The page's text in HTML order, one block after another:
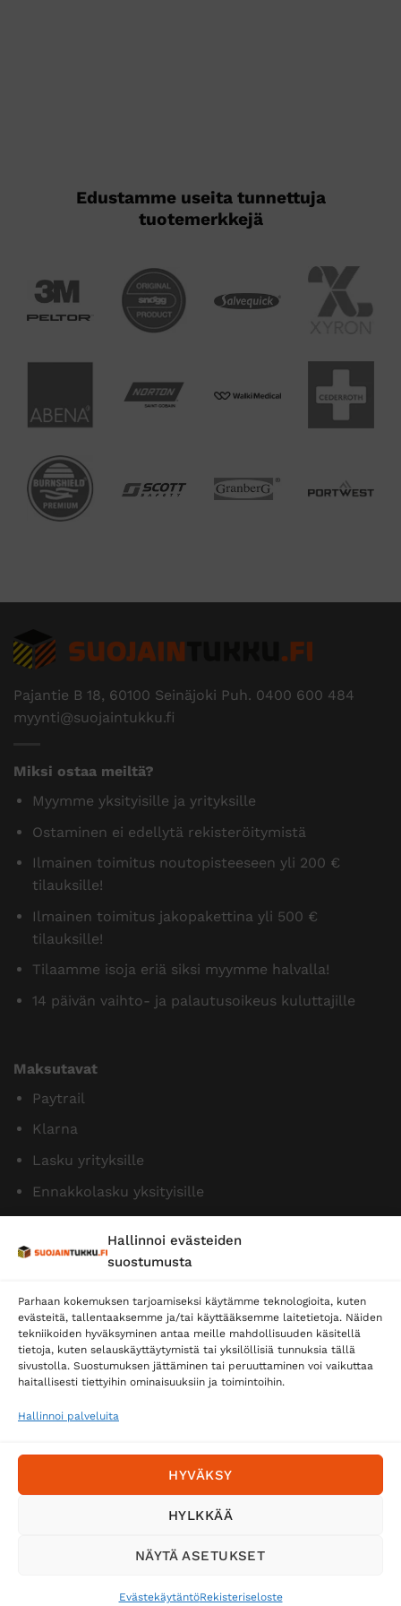
Hallinnoi evästeiden
suostumusta
Parhaan kokemuksen tarjoamiseksi käytämme teknologioita, kuten
evästeitä, tallentaaksemme ja/tai käyttääksemme laitetietoja. Näiden
tekniikoiden hyväksyminen antaa meille mahdollisuuden käsitellä
tietoja, kuten selauskäyttäytymistä tai yksilöllisiä tunnuksia tällä
sivustolla. Suostumuksen jättäminen tai peruuttaminen voi vaikuttaa
haitallisesti tiettyihin ominaisuuksiin ja toimintoihin.
Hallinnoi palveluita
HYVÄKSY
HYLKKÄÄ
NÄYTÄ ASETUKSET
EvästekäytäntöRekisteriseloste
Edustamme useita tunnettuja
tuotemerkkejä
Pajantie B 18, 60100 Seinäjoki Puh. 0400 600 484
myynti@suojaintukku.fi
Miksi ostaa meiltä?
Myymme yksityisille ja yrityksille
Ostaminen ei edellytä rekisteröitymistä
Ilmainen toimitus noutopisteeseen yli 200 €
tilauksille!
Ilmainen toimitus jakopakettina yli 500 €
tilauksille!
Tilaamme isoja eriä siksi myymme halvalla!
14 päivän vaihto- ja palautusoikeus kuluttajille
Maksutavat
Paytrail
Klarna
Lasku yrityksille
Ennakkolasku yksityisille
Toimitustavat
Posti
Matkahuolto
Tilaa uutiskirje ja saat erikoisalennuksia